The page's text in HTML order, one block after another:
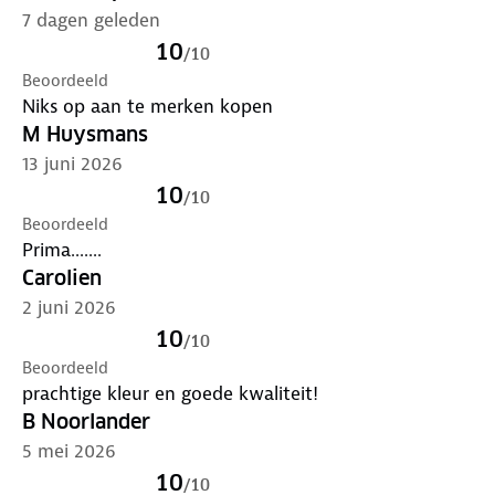
combineert bijvoorbeeld goed met de apart
verkrijgbareHuxley
lusjes zijn de lagen eenvoudig aan elkaar te
bevestigen. Zo stem je je kleding snel en flexibel af
op het weer.
Het model is 1.90 m lang en draagt maat L.
Bewust onderweg met hergebruikt materiaal
Buitenstof: 100% gerecycled polyamide
Voering: 100% gerecycled polyamide
Vulling: 100% gerecycled polyamide
Verleng de levensduur van je kleding met goed
onderhoud
het in bij onze winkels. Wij geven er een nieuwe
bestemming aan.
7 dagen geleden
10/10
Beoordeeld
Niks op aan te merken kopen
M Huysmans
13 juni 2026
10/10
Beoordeeld
Prima.......
Carolien
2 juni 2026
10/10
Beoordeeld
prachtige kleur en goede kwaliteit!
B Noorlander
5 mei 2026
10/10